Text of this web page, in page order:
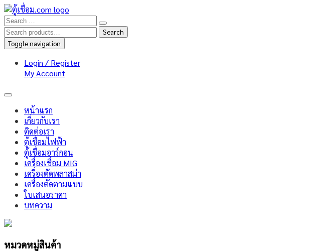
Search
for:
Search
Toggle navigation
Login / Register
My Account
หน้าแรก
เกี่ยวกับเรา
ติดต่อเรา
ตู้เชื่อมไฟฟ้า
ตู้เชื่อมอาร์กอน
เครื่องเชื่อม MIG
เครื่องตัดพลาสม่า
เครื่องตัดตามแบบ
ใบเสนอราคา
บทความ
หมวดหมู่สินค้า